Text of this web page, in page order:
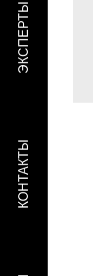
КОНТАКТЫ
ЭКСПЕРТЫ